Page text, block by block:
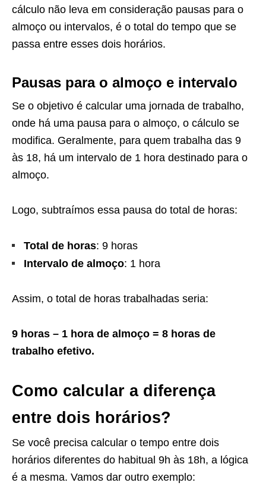
cálculo não leva em consideração pausas para o
almoço ou intervalos, é o total do tempo que se
passa entre esses dois horários.
Pausas para o almoço e intervalo
Se o objetivo é calcular uma jornada de trabalho,
onde há uma pausa para o almoço, o cálculo se
modifica. Geralmente, para quem trabalha das 9
às 18, há um intervalo de 1 hora destinado para o
almoço.
Logo, subtraímos essa pausa do total de horas:
Total de horas: 9 horas
Intervalo de almoço: 1 hora
Assim, o total de horas trabalhadas seria:
9 horas – 1 hora de almoço = 8 horas de
trabalho efetivo.
Como calcular a diferença
entre dois horários?
Se você precisa calcular o tempo entre dois
horários diferentes do habitual 9h às 18h, a lógica
é a mesma. Vamos dar outro exemplo: